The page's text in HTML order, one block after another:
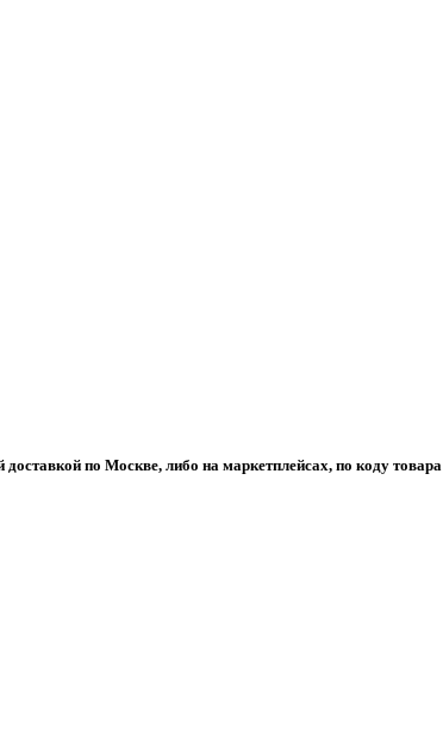
по Москве, либо на маркетплейсах, по коду товара